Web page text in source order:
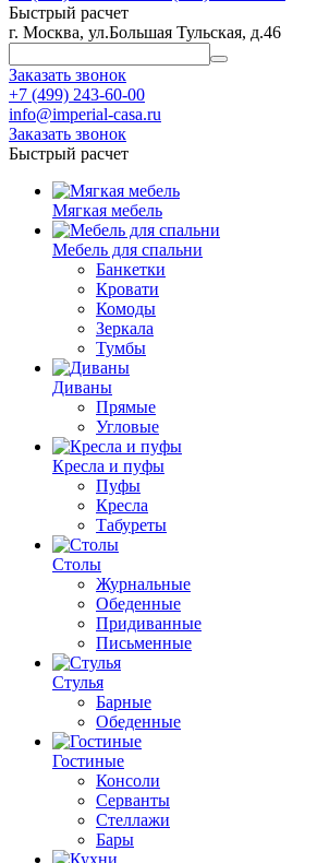
Быстрый расчет
г. Москва, ул.Большая Тульская, д.46
Заказать звонок
+7 (499) 243-60-00
info@imperial-casa.ru
Заказать звонок
Быстрый расчет
Мягкая мебель
Мебель для спальни
Банкетки
Кровати
Комоды
Зеркала
Тумбы
Диваны
Прямые
Угловые
Кресла и пуфы
Пуфы
Кресла
Табуреты
Столы
Журнальные
Обеденные
Придиванные
Письменные
Стулья
Барные
Обеденные
Гостиные
Консоли
Серванты
Стеллажи
Бары